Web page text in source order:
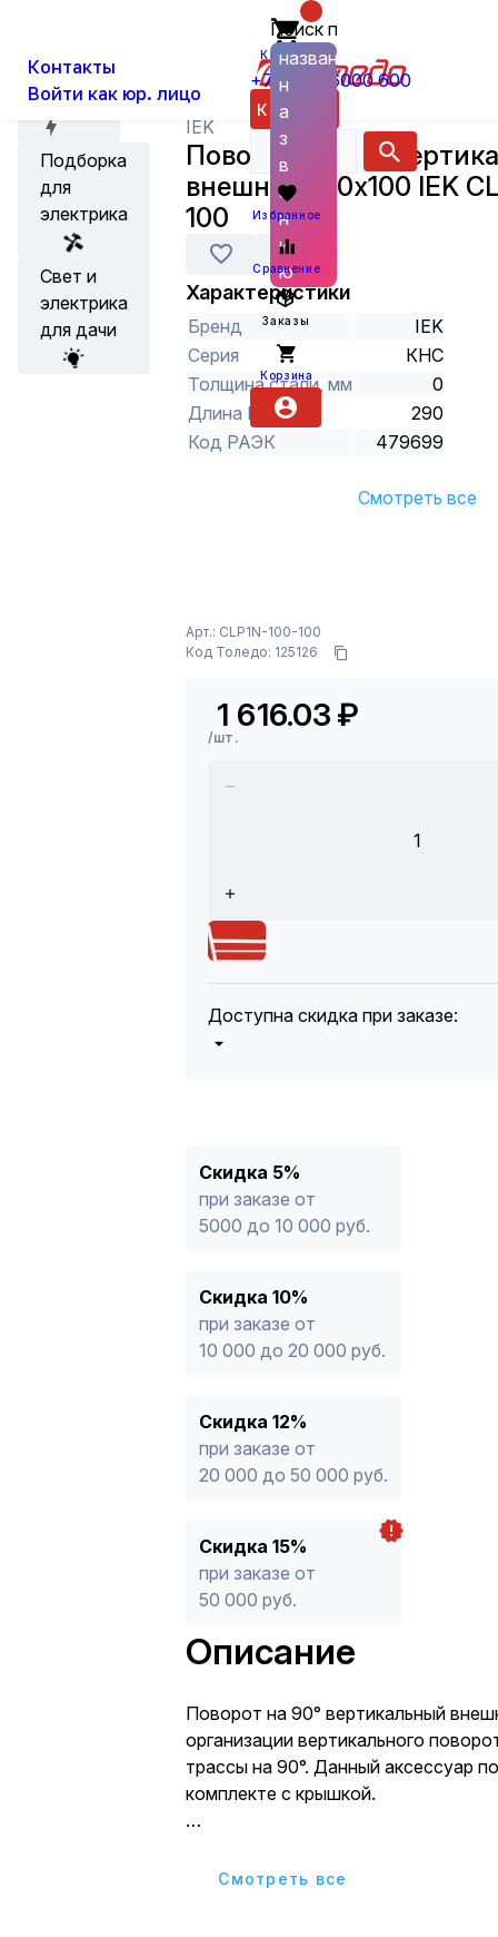
Контакты
Войти как юр. лицо
Корзина
+7 (800) 6000 600
Каталог
Поиск по
названию
н
а
з
в
а
н
и
ю
Избранное
Сравнение
Заказы
Корзина
Акции
Подборка
для
электрика
Свет и
электрика
для дачи
Кабеленесущие системы и
IEK
Поворот на 90°
внешний 100х100 IEK
100
Характеристики
Бренд
IEK
Серия
КНС
Толщина стали, мм
0
Длина L, мм
290
Код РАЭК
479699
Смотреть все
Арт.: CLP1N-100-100
Код Толедо: 125126
1 616.03 ₽
/шт.
1
Доступна скидка при заказе:
* -Для заказов, состоящих
продукции, максимальная скидка
Скидка 5%
при заказе от
5000 до 10 000 руб.
Скидка 10%
при заказе от
10 000 до 20 000 руб.
Скидка 12%
при заказе от
20 000 до 50 000 руб.
Скидка 15%
при заказе от
50 000 руб.
Описание
Поворот на 90° вертикальный
организации вертикального
трассы на 90°. Данный аксессуар
комплекте с крышкой.
изготовлены из стали горячего
Cмотреть все